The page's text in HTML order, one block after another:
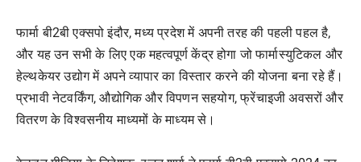
फार्मा बी2बी एक्सपो इंदौर, मध्य प्रदेश में अपनी तरह की पहली पहल है,
और यह उन सभी के लिए एक महत्वपूर्ण केंद्र होगा जो फार्मास्युटिकल और
हेल्थकेयर उद्योग में अपने व्यापार का विस्तार करने की योजना बना रहे हैं।
प्रभावी नेटवर्किंग, औद्योगिक और विपणन सहयोग, फ्रेंचाइजी अवसरों और
वितरण के विश्वसनीय माध्यमों के माध्यम से।